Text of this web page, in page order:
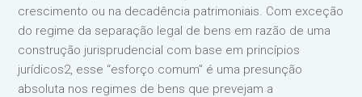
crescimento ou na decadência patrimoniais. Com exceção
do regime da separação legal de bens em razão de uma
construção jurisprudencial com base em princípios
jurídicos2, esse “esforço comum” é uma presunção
absoluta nos regimes de bens que prevejam a